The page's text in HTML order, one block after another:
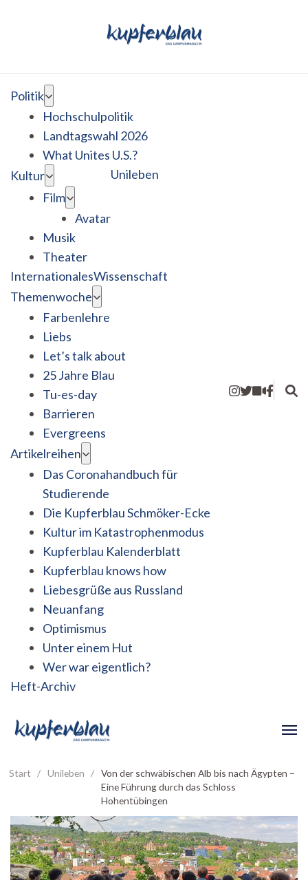
Politik
Hochschulpolitik
Landtagswahl 2026
What Unites U.S.?
Kultur
Film
Avatar
Musik
Theater
Unileben
InternationalesWissenschaft
Themenwoche
Farbenlehre
Liebs
Let’s talk about
25 Jahre Blau
Tu-es-day
Barrieren
Evergreens
Artikelreihen
Das Coronahandbuch für
Studierende
Die Kupferblau Schmöker-Ecke
Kultur im Katastrophenmodus
Kupferblau Kalenderblatt
Kupferblau knows how
Liebesgrüße aus Russland
Neuanfang
Optimismus
Unter einem Hut
Wer war eigentlich?
Heft-Archiv
Start / Unileben /
Von der schwäbischen Alb bis nach Ägypten –
Eine Führung durch das Schloss
Hohentübingen